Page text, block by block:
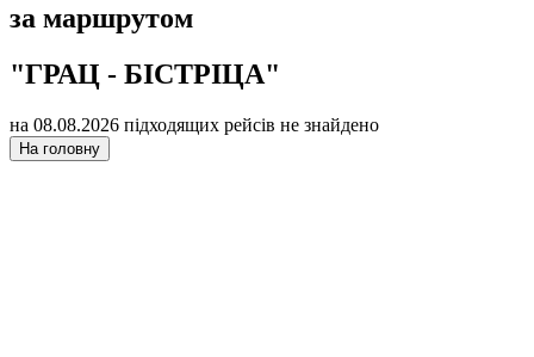
за маршрутом
"ГРАЦ - БІСТРІЦА"
на 08.08.2026 підходящих рейсів не знайдено
На головну